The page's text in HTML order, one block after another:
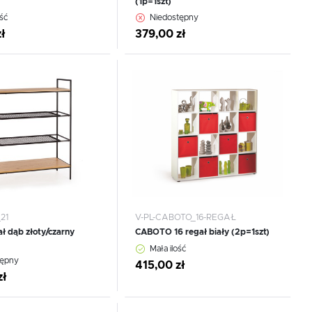
Niedostępny
379,00 zł
dąb złoty/czarny
V-PL-CABOTO_16-REGAŁ
CABOTO 16 regał biały (2p=1szt)
Mała ilość
415,00 zł